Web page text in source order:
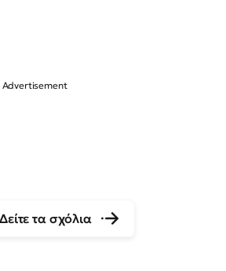
Δείτε τα σχόλια